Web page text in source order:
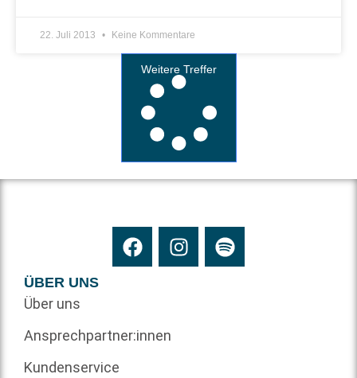
22. Juli 2013 Keine Kommentare
Weitere Treffer
ÜBER UNS
Über uns
Ansprechpartner:innen
Kundenservice